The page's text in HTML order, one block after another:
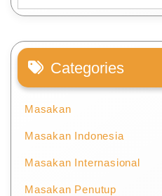
Categories
Masakan
Masakan Indonesia
Masakan Internasional
Masakan Penutup